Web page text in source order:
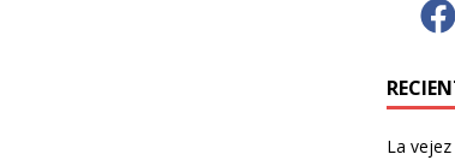
La